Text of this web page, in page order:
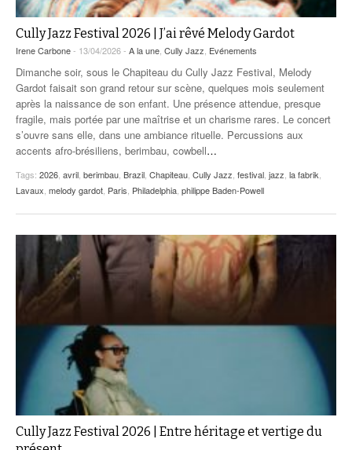
Cully Jazz Festival 2026 | J’ai rêvé Melody Gardot
Irene Carbone- 13/04/2026 - A la une Cully Jazz Evénements
Dimanche soir, sous le Chapiteau du Cully Jazz Festival, Melody
Gardot faisait son grand retour sur scène, quelques mois seulement
après la naissance de son enfant. Une présence attendue, presque
fragile, mais portée par une maîtrise et un charisme rares. Le concert
s’ouvre sans elle, dans une ambiance rituelle. Percussions aux
accents afro-brésiliens, berimbau, cowbell…
Tags: 2026 avril berimbau Brazil Chapiteau Cully Jazz festival jazz la fabrik
Lavaux melody gardot Paris Philadelphia philippe Baden-Powell
Cully Jazz Festival 2026 | Entre héritage et vertige du